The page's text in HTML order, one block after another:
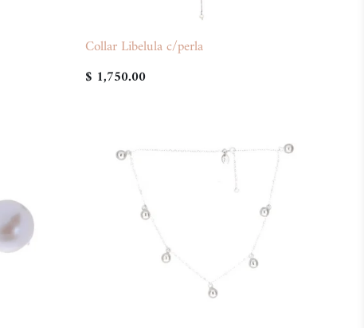
Collar Libelula c/perla
$ 1,750.00